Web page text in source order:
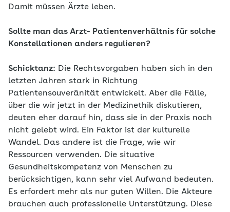
Damit müssen Ärzte leben.
Sollte man das Arzt- Patientenverhältnis für solche
Konstellationen anders regulieren?
Schicktanz: Die Rechtsvorgaben haben sich in den
letzten Jahren stark in Richtung
Patientensouveränität entwickelt. Aber die Fälle,
über die wir jetzt in der Medizinethik diskutieren,
deuten eher darauf hin, dass sie in der Praxis noch
nicht gelebt wird. Ein Faktor ist der kulturelle
Wandel. Das andere ist die Frage, wie wir
Ressourcen verwenden. Die situative
Gesundheitskompetenz von Menschen zu
berücksichtigen, kann sehr viel Aufwand bedeuten.
Es erfordert mehr als nur guten Willen. Die Akteure
brauchen auch professionelle Unterstützung. Diese